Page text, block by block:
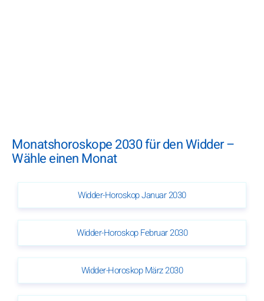
Monatshoroskope 2030 für den Widder –
Wähle einen Monat
Widder-Horoskop Januar 2030
Widder-Horoskop Februar 2030
Widder-Horoskop März 2030